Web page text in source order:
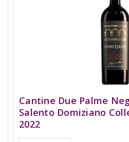
Cantine Due Palme
Salento Domiziano
2022